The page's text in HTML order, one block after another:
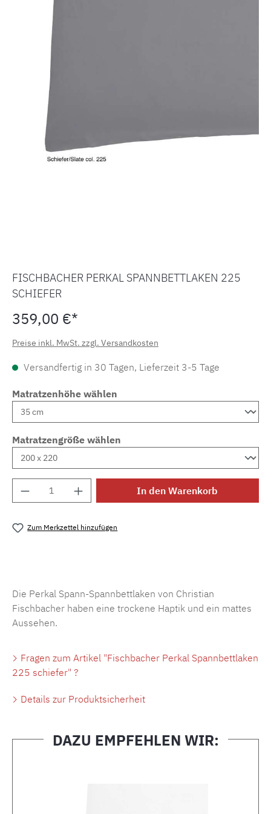
FISCHBACHER PERKAL SPANNBETTLAKEN 225
SCHIEFER
359,00 €*
Preise inkl. MwSt. zzgl. Versandkosten
Versandfertig in 30 Tagen, Lieferzeit 3-5 Tage
Matratzenhöhe wählen
Matratzengröße wählen
Produkt Anzahl: Gib den gewünschten
In den Warenkorb
Zum Merkzettel hinzufügen
Die Perkal Spann-Spannbettlaken von Christian
Fischbacher haben eine trockene Haptik und ein mattes
Aussehen.
Fragen zum Artikel "Fischbacher Perkal Spannbettlaken
225 schiefer" ?
Details zur Produktsicherheit
DAZU EMPFEHLEN WIR: